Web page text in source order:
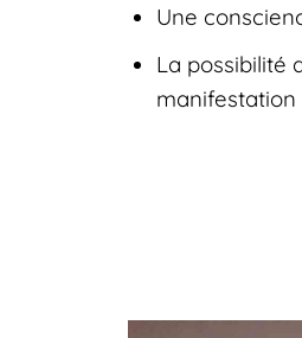
Une
La possibilité
manifestation